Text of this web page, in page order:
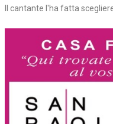
Il cantante l'ha fatta